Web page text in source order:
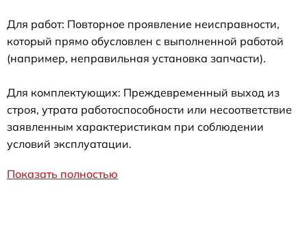
Для работ: Повторное проявление неисправности,
который прямо обусловлен с выполненной работой
(например, неправильная установка запчасти).
Для комплектующих: Преждевременный выход из
строя, утрата работоспособности или несоответствие
заявленным характеристикам при соблюдении
условий эксплуатации.
Показать полностью